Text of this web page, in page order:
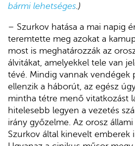
bármi lehetséges.)
– Szurkov hatása a mai napig
teremtette meg azokat a
most is meghatározzák az
álvitákat, amelyekkel tele van
tévé. Mindig vannak vendégek
ellenzik a háborút, az egész
mintha tétre menő vitatkozást
hitelesebb legyen a vezetés
irány győzelme. Az orosz
Szurkov által kinevelt emberek